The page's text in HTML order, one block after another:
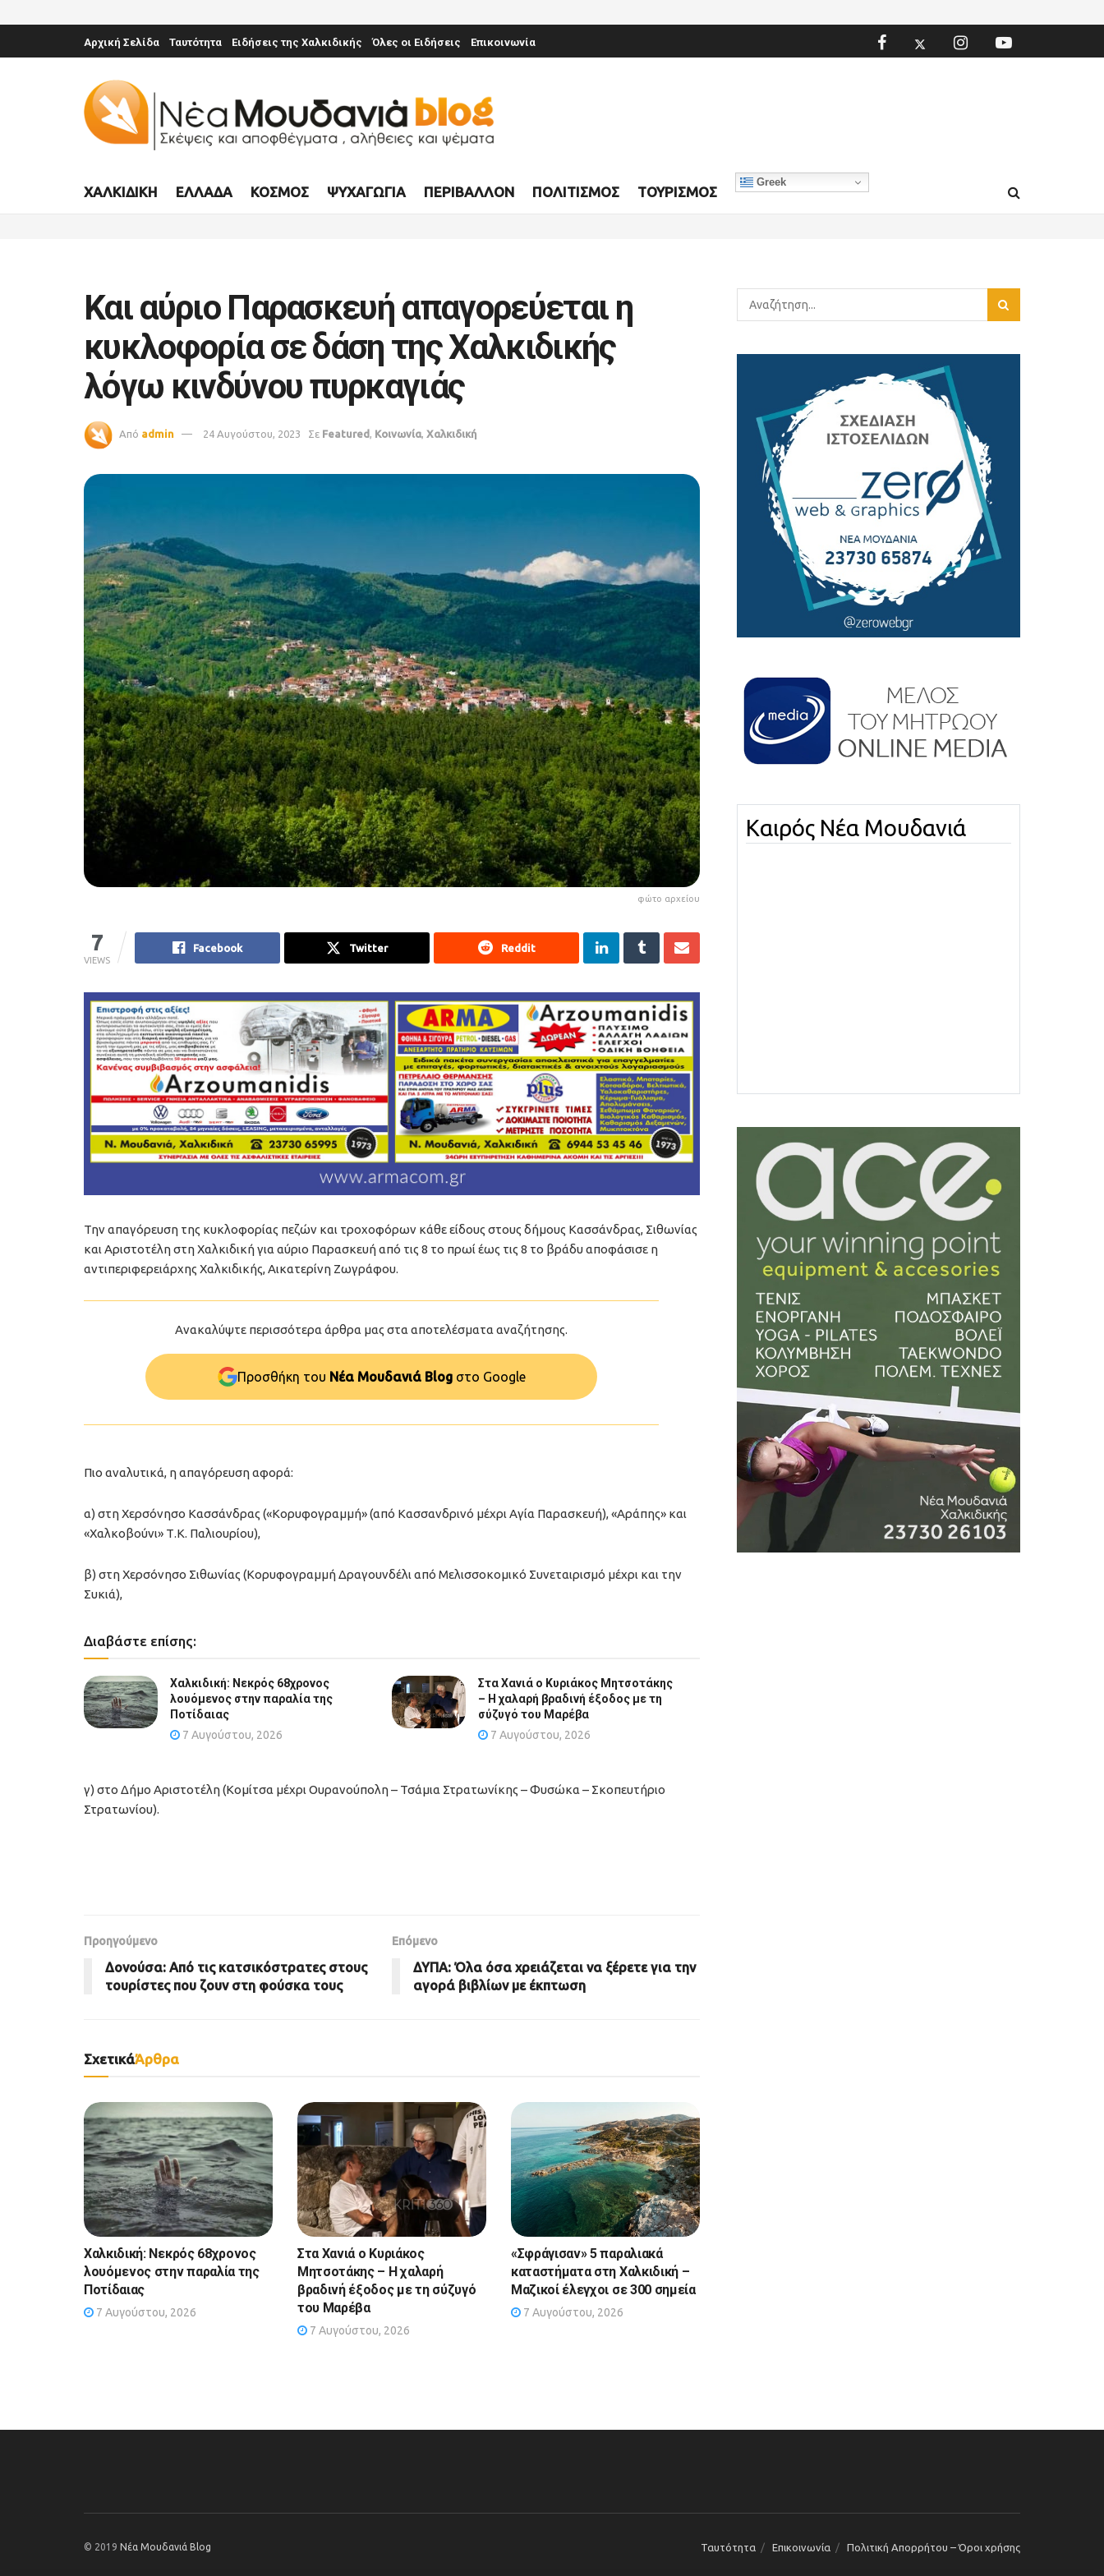
Αρχική Σελίδα Ταυτότητα Ειδήσεις της Χαλκιδικής Όλες οι Ειδήσεις Επικοινωνία
ΧΑΛΚΙΔΙΚΉ ΕΛΛΆΔΑ ΚΌΣΜΟΣ ΨΥΧΑΓΩΓΊΑ ΠΕΡΙΒΆΛΛΟΝ ΠΟΛΙΤΙΣΜΌΣ ΤΟΥΡΙΣΜΌΣ
Greek
Και αύριο Παρασκευή απαγορεύεται η
κυκλοφορία σε δάση της Χαλκιδικής
λόγω κινδύνου πυρκαγιάς
Από admin 24 Αυγούστου, 2023 Σε Featured Κοινωνία Χαλκιδική
φώτο αρχείου
7
VIEWS
Facebook Twitter Reddit
Την απαγόρευση της κυκλοφορίας πεζών και τροχοφόρων κάθε είδους στους δήμους Κασσάνδρας, Σιθωνίας
και Αριστοτέλη στη Χαλκιδική για αύριο Παρασκευή από τις 8 το πρωί έως τις 8 το βράδυ αποφάσισε η
αντιπεριφερειάρχης Χαλκιδικής, Αικατερίνη Ζωγράφου.
Ανακαλύψτε περισσότερα άρθρα μας στα αποτελέσματα αναζήτησης.
Προσθήκη του Νέα Μουδανιά Blogστo Google
Πιο αναλυτικά, η απαγόρευση αφορά:
α) στη Χερσόνησο Κασσάνδρας («Κορυφογραμμή» (από Κασσανδρινό μέχρι Αγία Παρασκευή), «Αράπης» και
«Χαλκοβούνι» Τ.Κ. Παλιουρίου),
β) στη Χερσόνησο Σιθωνίας (Κορυφογραμμή Δραγουνδέλι από Μελισσοκομικό Συνεταιρισμό μέχρι και την
Συκιά),
Διαβάστε επίσης:
Χαλκιδική: Νεκρός 68χρονος
λουόμενος στην παραλία της
Ποτίδαιας
7 Αυγούστου, 2026
Στα Χανιά ο Κυριάκος Μητσοτάκης
– Η χαλαρή βραδινή έξοδος με τη
σύζυγό του Μαρέβα
7 Αυγούστου, 2026
γ) στο Δήμο Αριστοτέλη (Κομίτσα μέχρι Ουρανούπολη – Τσάμια Στρατωνίκης – Φυσώκα – Σκοπευτήριο
Στρατωνίου).
Προηγούμενο
Δονούσα: Από τις κατσικόστρατες στους
τουρίστες που ζουν στη φούσκα τους
Επόμενο
ΔΥΠΑ: Όλα όσα χρειάζεται να ξέρετε για την
αγορά βιβλίων με έκπτωση
ΣχετικάΆρθρα
Χαλκιδική: Νεκρός 68χρονος
λουόμενος στην παραλία της
Ποτίδαιας
7 Αυγούστου, 2026
Στα Χανιά ο Κυριάκος
Μητσοτάκης – Η χαλαρή
βραδινή έξοδος με τη σύζυγό
του Μαρέβα
7 Αυγούστου, 2026
«Σφράγισαν» 5 παραλιακά
καταστήματα στη Χαλκιδική –
Μαζικοί έλεγχοι σε 300 σημεία
7 Αυγούστου, 2026
Καιρός Νέα Μουδανιά
Ταυτότητα Επικοινωνία Πολιτική Απορρήτου – Όροι χρήσης
© 2019 Νέα Μουδανιά Blog